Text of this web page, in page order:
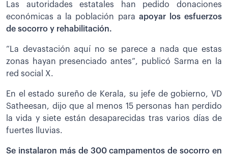
Las autoridades estatales han pedido donaciones
económicas a la población para apoyar los esfuerzos
de socorro y rehabilitación.
“La devastación aquí no se parece a nada que estas
zonas hayan presenciado antes”, publicó Sarma en la
red social X.
En el estado sureño de Kerala, su jefe de gobierno, VD
Satheesan, dijo que al menos 15 personas han perdido
la vida y siete están desaparecidas tras varios días de
fuertes lluvias.
Se instalaron más de 300 campamentos de socorro en